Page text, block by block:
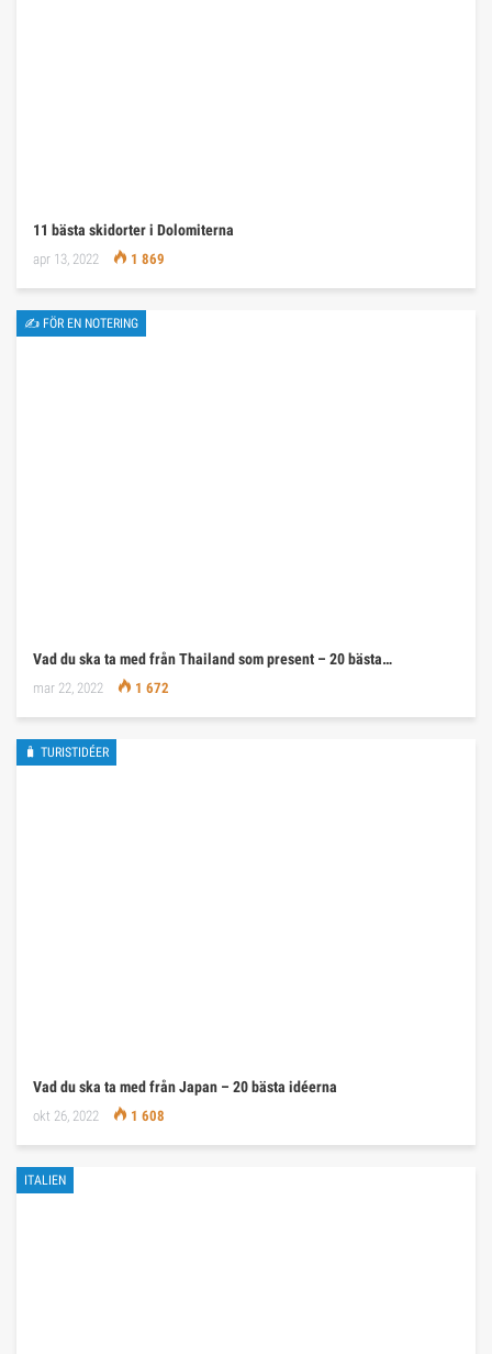
11 bästa skidorter i Dolomiterna
apr 13, 2022 1 869
✍ FÖR EN NOTERING
Vad du ska ta med från Thailand som present – 20 bästa…
mar 22, 2022 1 672
🧳 TURISTIDÉER
Vad du ska ta med från Japan – 20 bästa idéerna
okt 26, 2022 1 608
ITALIEN